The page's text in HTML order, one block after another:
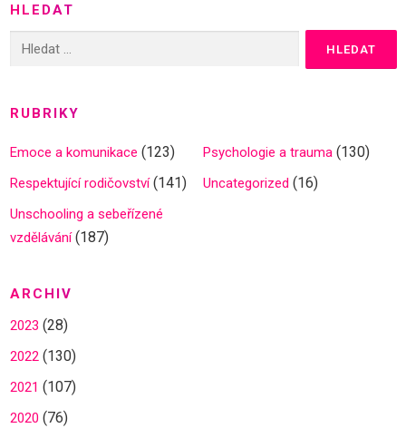
HLEDAT
RUBRIKY
Emoce a komunikace (123) Psychologie a trauma (130)
Respektující rodičovství(141) Uncategorized (16)
Unschooling a sebeřízené
vzdělávání(187)
ARCHIV
2023 (28)
2022 (130)
2021 (107)
2020 (76)